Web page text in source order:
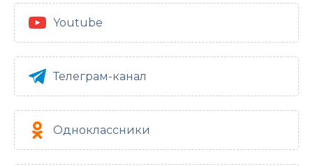
Youtube
Телеграм-канал
Одноклассники